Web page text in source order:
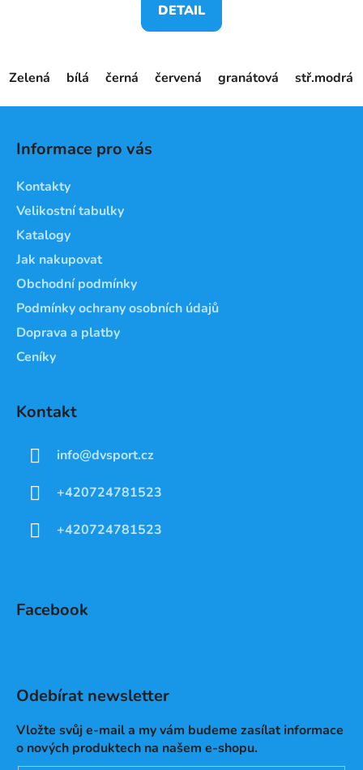
DETAIL
Zelená bílá černá červená granátová stř.modrá
Informace pro vás
Kontakty
Velikostní tabulky
Katalogy
Jak nakupovat
Obchodní podmínky
Podmínky ochrany osobních údajů
Doprava a platby
Ceníky
Kontakt
info@dvsport.cz
+420724781523
+420724781523
Facebook
Odebírat newsletter
Vložte svůj e-mail a my vám budeme zasílat informace
o nových produktech na našem e-shopu.